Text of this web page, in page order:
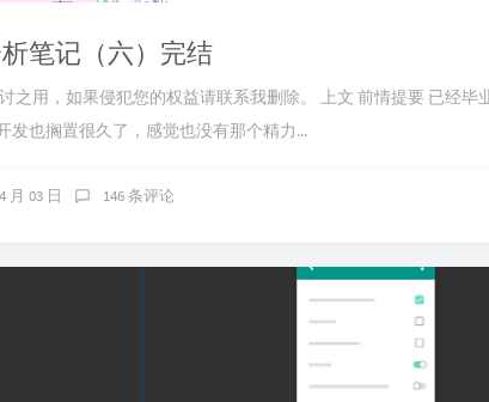
笔记（六）完结
之用，如果侵犯您的权益请联系我删除。 上文 前情提要 已经毕
发也搁置很久了，感觉也没有那个精力...
月 03 日 146 条评论